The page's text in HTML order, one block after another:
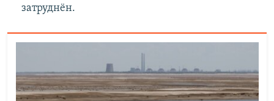
затруднён.